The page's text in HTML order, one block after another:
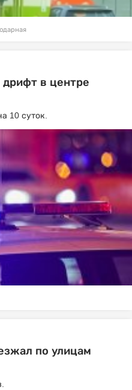
дрифт в центре
10 суток.
по улицам